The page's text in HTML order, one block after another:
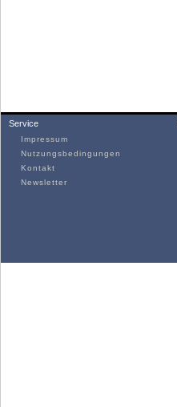
Service
Impressum
Nutzungsbedingungen
Kontakt
Newsletter